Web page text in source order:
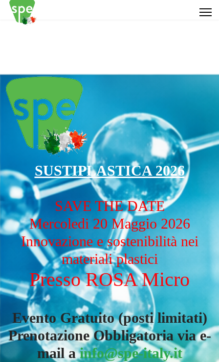
SUSTIPLASTICA 2026
SAVE THE DATE
Mercoledi 20 Maggio 2026
Innovazione e sostenibilità nei
materiali plastici
Presso ROSA Micro
Evento Gratuito (posti limitati)
Prenotazione Obbligatoria via e-
mail ainfo@spe-italy.it